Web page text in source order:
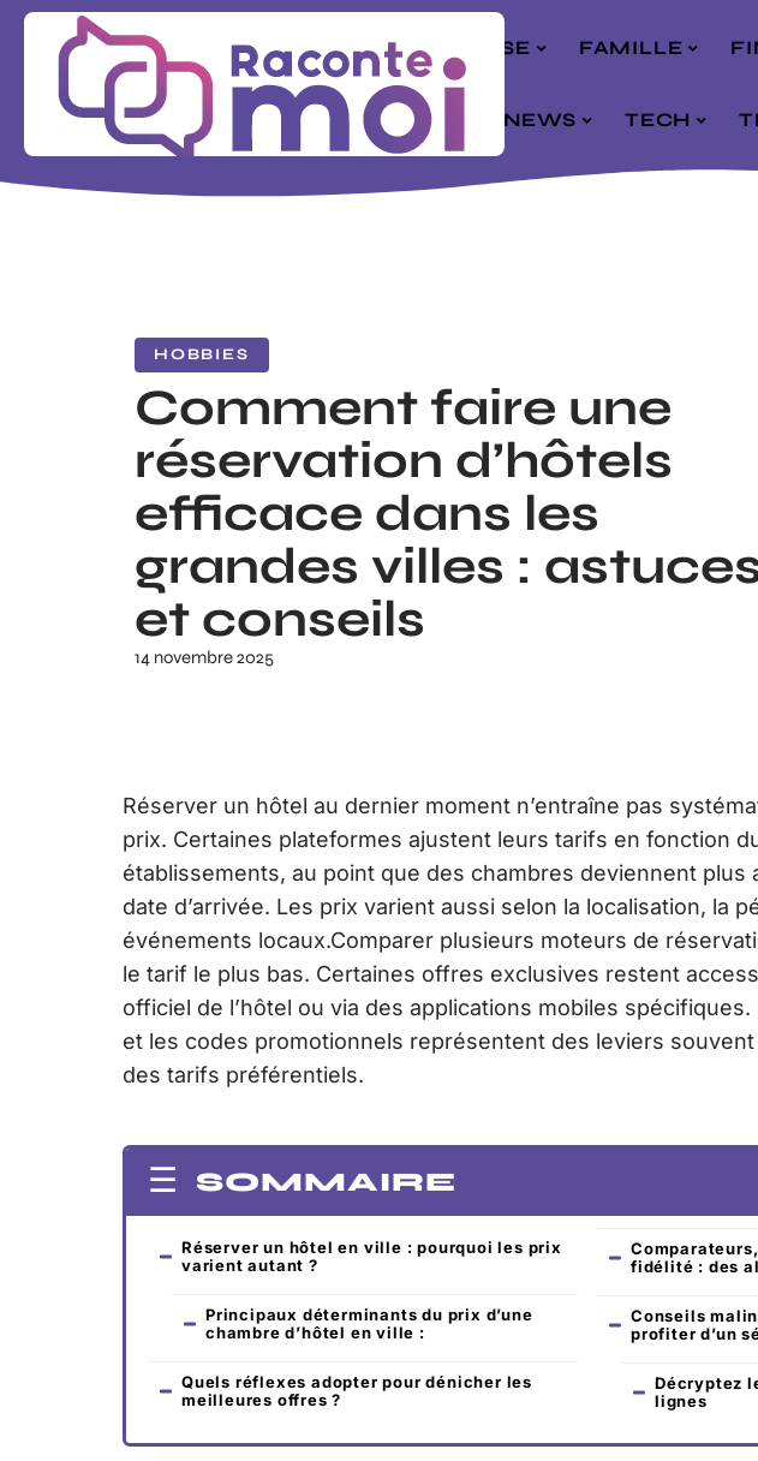
ENTREPRISE FAMILLE
MODE NEWS TECH
HOBBIES
Comment faire une
réservation d’hôtels
efficace dans les
grandes villes :
et conseils
14 novembre 2025
Réserver un hôtel au dernier moment n’entraîne pas
prix. Certaines plateformes ajustent leurs tarifs en fonction
établissements, au point que des chambres deviennent plus
date d’arrivée. Les prix varient aussi selon la localisation, la
événements locaux.Comparer plusieurs moteurs de
le tarif le plus bas. Certaines offres exclusives restent
officiel de l’hôtel ou via des applications mobiles
et les codes promotionnels représentent des leviers
des tarifs préférentiels.
SOMMAIRE
Réserver un hôtel en ville : pourquoi les prix
varient autant ?
Principaux déterminants du prix d’une
chambre d’hôtel en ville :
Quels réflexes adopter pour dénicher les
meilleures offres ?
fidélité : des
Conseils
profiter d’un
Décryptez
lignes